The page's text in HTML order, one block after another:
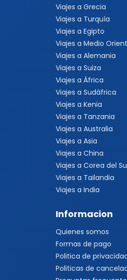
Viajes a Grecia
Viajes a Turquía
Viajes a Egipto
Viajes a Medio
Viajes a Alemania
Viajes a Suiza
Viajes a África
Viajes a Sudáfrica
Viajes a Kenia
Viajes a Tanzania
Viajes a Australia
Viajes a Asia
Viajes a China
Viajes a Corea del
Viajes a Tailandia
Viajes a India
Informacion
Quienes somos
Formas de pago
Politica de
Politicas de